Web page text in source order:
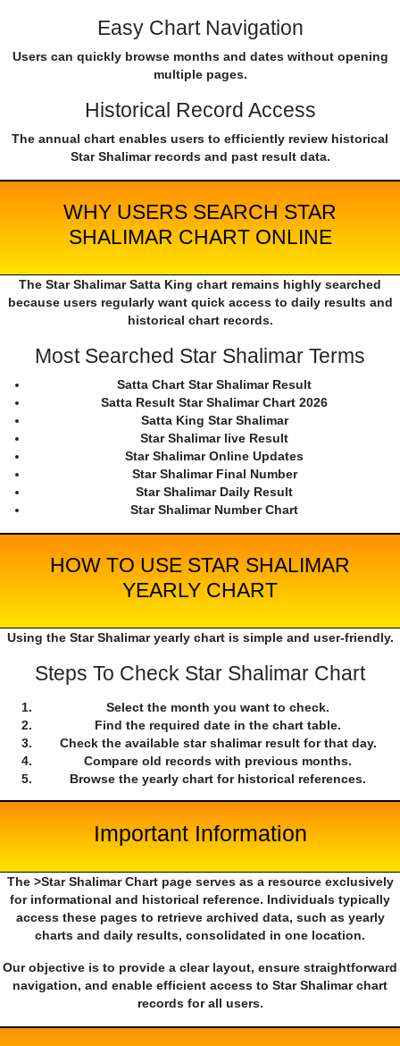
Easy Chart Navigation
Users can quickly browse months and dates without opening
multiple pages.
Historical Record Access
The annual chart enables users to efficiently review historical
Star Shalimar records and past result data.
WHY USERS SEARCH STAR
SHALIMAR CHART ONLINE
The Star Shalimar Satta King chart remains highly searched
because users regularly want quick access to daily results and
historical chart records.
Most Searched Star Shalimar Terms
Satta Chart Star Shalimar Result
Satta Result Star Shalimar Chart 2026
Satta King Star Shalimar
Star Shalimar live Result
Star Shalimar Online Updates
Star Shalimar Final Number
Star Shalimar Daily Result
Star Shalimar Number Chart
HOW TO USE STAR SHALIMAR
YEARLY CHART
Using the Star Shalimar yearly chart is simple and user-friendly.
Steps To Check Star Shalimar Chart
Select the month you want to check.
Find the required date in the chart table.
Check the available star shalimar result for that day.
Compare old records with previous months.
Browse the yearly chart for historical references.
Important Information
The >Star Shalimar Chart page serves as a resource exclusively
for informational and historical reference. Individuals typically
access these pages to retrieve archived data, such as yearly
charts and daily results, consolidated in one location.
Our objective is to provide a clear layout, ensure straightforward
navigation, and enable efficient access to Star Shalimar chart
records for all users.